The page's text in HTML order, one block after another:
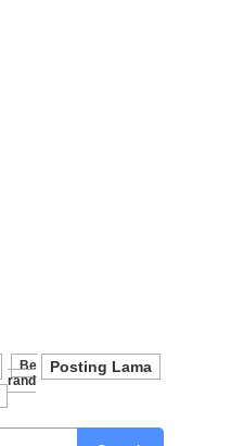
Posting Lama
Be
Rand